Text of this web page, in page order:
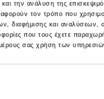
την ανάλυση της
τον τρόπο που
διαφήμισης και αναλύσεων,
που τους έχετε
σας χρήση των